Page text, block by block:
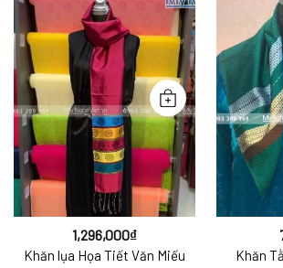
1,296,000₫
Khăn lụa Họa Tiết Văn Miếu
Khăn